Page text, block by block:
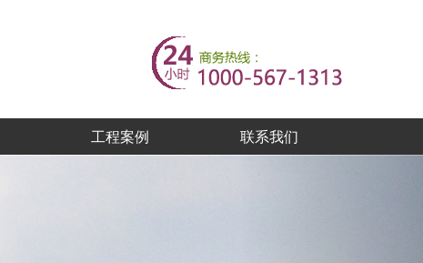
工程案例 联系我们